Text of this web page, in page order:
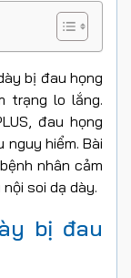
bị đau họng
trạng lo lắng.
đau họng
nguy hiểm. Bài
nhân cảm
soi dạ dày.
bị đau